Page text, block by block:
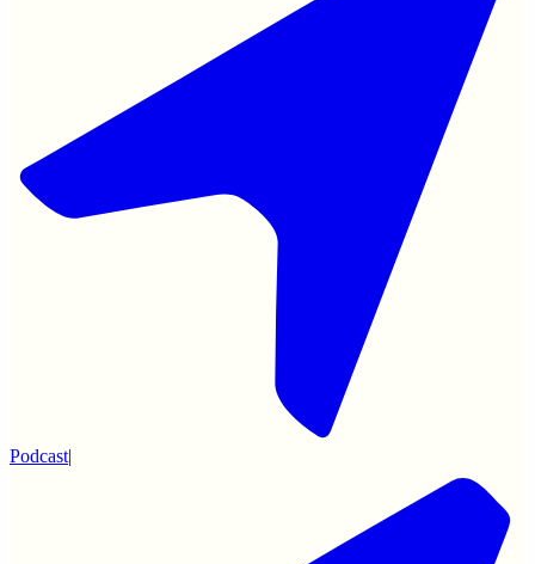
Podcast|